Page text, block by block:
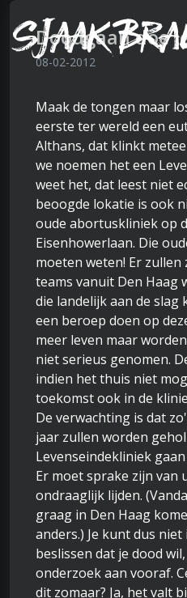
Doodgaan doe
08-02-2012
Maak de tongen maar
eerste ter wereld een
Althans, dat klinkt
we noemen het een
weet het, dat leest niet
beoogde lokatie is ook
oude abortuskliniek op
Eisenhowerlaan. Die
moeten weten! Er zullen
teams vanuit Den Haag
die landelijk aan de slag
een beroep doen op
meer leven maar
niet serieus genomen.
indien het thuis niet
toekomst ook in de
De verwachting is dat
jaar zullen worden
Levenseindekliniek
Er moet sprake zijn van
ondraaglijk lijden.
graag in Den Haag
anders.) Je kunt dus
beslissen dat je dood
onderzoek aan vooraf.
dit zomaar? Ja, het valt